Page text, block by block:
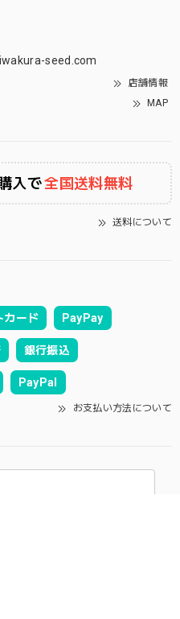
seed.com
店舗情報
MAP
入で全国送料無料
送料について
カード PayPay
銀行振込
PayPal
お支払い方法について